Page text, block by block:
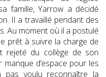
famille, Yarrow a décidé
Il a travaillé pendant des
Au moment où il a postulé
prêt à suivre la charge de
rejeté du collège de son
d’espace pour les
pas voulu reconnaître la